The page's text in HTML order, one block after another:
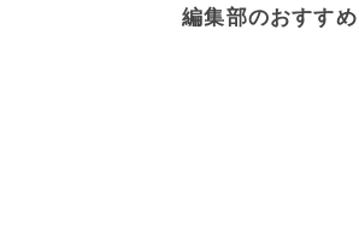
編集部のおすすめ